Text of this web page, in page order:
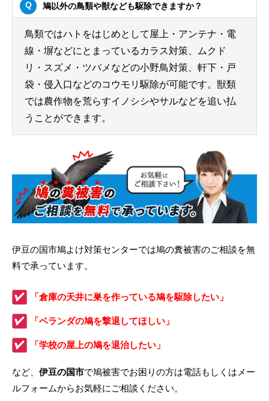
鳩以外の鳥類や獣なども駆除できますか？
鳥類ではハトをはじめとして屋上・アンテナ・電
線・塀などにとまっているカラス対策、ムクド
リ・スズメ・ツバメなどの小野鳥対策、軒下・戸
袋・侵入口などのコウモリ駆除が可能です。獣類
では農作物を荒らすイノシシやサルなどを追い払
うことができます。
伊豆の国市鳩よけ対策センターでは鳩の糞被害のご相談を無
料で承っています。
「倉庫の天井に巣を作っている鳩を駆除したい」
「ベランダの鳩を撃退してほしい」
「学校の屋上の鳩を退治したい」
など、 伊豆の国市で鳩被害でお困りの方は電話もしくはメー
ルフォームからお気軽にご相談ください。